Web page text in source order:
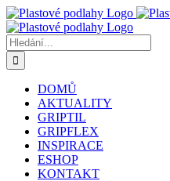
Přeskočit
na
obsah
Hledat:
DOMŮ
AKTUALITY
GRIPTIL
GRIPFLEX
INSPIRACE
ESHOP
KONTAKT